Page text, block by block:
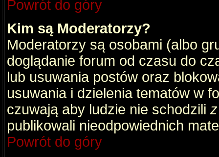
Powrót do góry
Kim są Moderatorzy?
Moderatorzy są osobami (albo
doglądanie forum od czasu do
lub usuwania postów oraz
usuwania i dzielenia tematów w
czuwają aby ludzie nie schodzili
publikowali nieodpowiednich
Powrót do góry